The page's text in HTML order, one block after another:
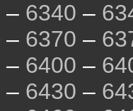
– 6340 –
– 6370 –
– 6400 –
– 6430 –